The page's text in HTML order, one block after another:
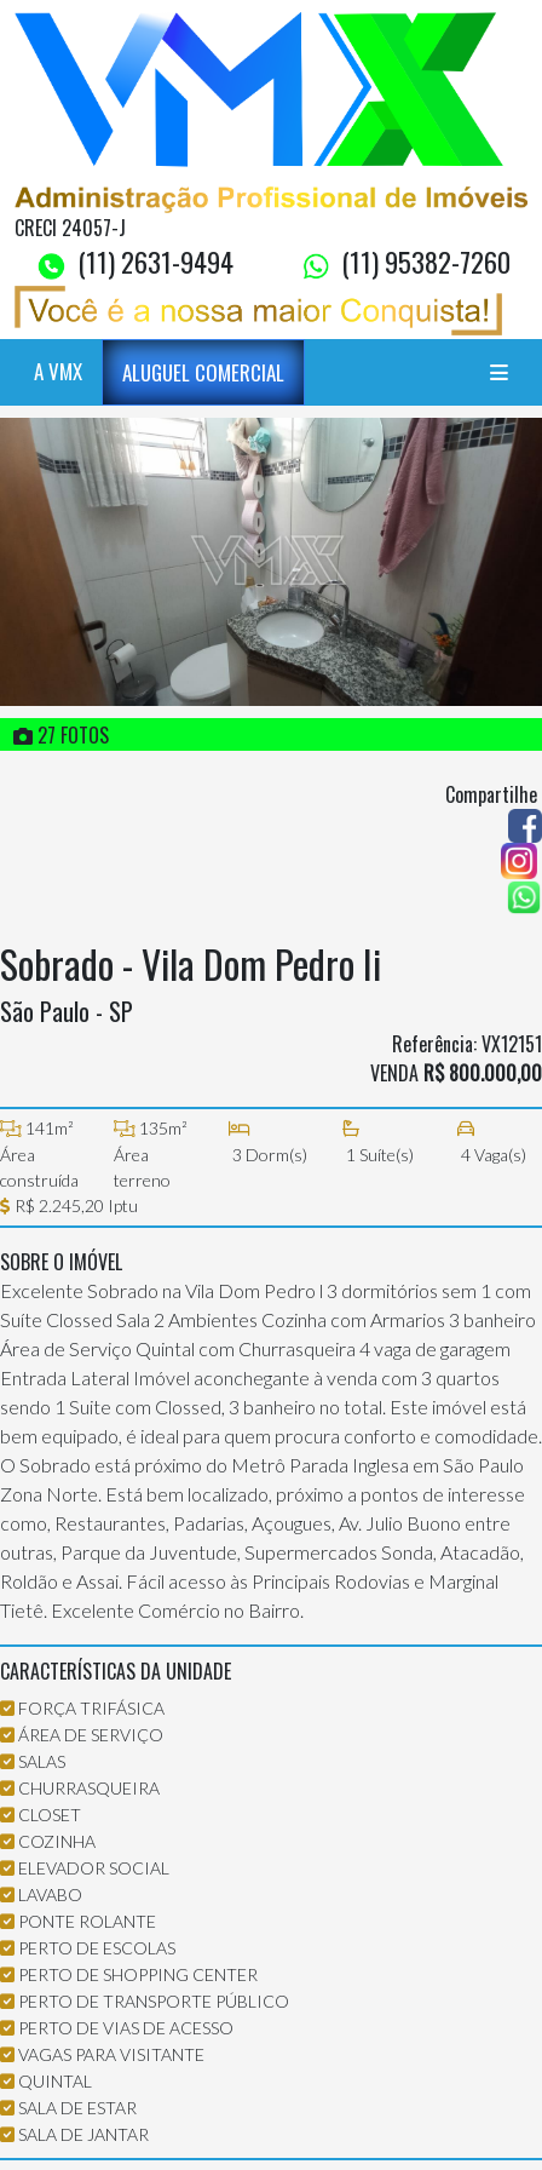
CRECI 24057-J
(11) 2631-9494 (11) 95382-7260
A VMX ALUGUEL COMERCIAL
27 FOTOS
Compartilhe
Sobrado - Vila Dom Pedro Ii
São Paulo - SP
Referência: VX12151
VENDA R$ 800.000,00
141m²
Área
construída
135m²
Área
terreno
3 Dorm(s) 1 Suíte(s) 4 Vaga(s)
R$ 2.245,20 Iptu
SOBRE O IMÓVEL
Excelente Sobrado na Vila Dom Pedro l 3 dormitórios sem 1 com
Suíte Clossed Sala 2 Ambientes Cozinha com Armarios 3 banheiro
Área de Serviço Quintal com Churrasqueira 4 vaga de garagem
Entrada Lateral Imóvel aconchegante à venda com 3 quartos
sendo 1 Suite com Clossed, 3 banheiro no total. Este imóvel está
bem equipado, é ideal para quem procura conforto e comodidade.
O Sobrado está próximo do Metrô Parada Inglesa em São Paulo
Zona Norte. Está bem localizado, próximo a pontos de interesse
como, Restaurantes, Padarias, Açougues, Av. Julio Buono entre
outras, Parque da Juventude, Supermercados Sonda, Atacadão,
Roldão e Assai. Fácil acesso às Principais Rodovias e Marginal
Tietê. Excelente Comércio no Bairro.
CARACTERÍSTICAS DA UNIDADE
FORÇA TRIFÁSICA
ÁREA DE SERVIÇO
SALAS
CHURRASQUEIRA
CLOSET
COZINHA
ELEVADOR SOCIAL
LAVABO
PONTE ROLANTE
PERTO DE ESCOLAS
PERTO DE SHOPPING CENTER
PERTO DE TRANSPORTE PÚBLICO
PERTO DE VIAS DE ACESSO
VAGAS PARA VISITANTE
QUINTAL
SALA DE ESTAR
SALA DE JANTAR